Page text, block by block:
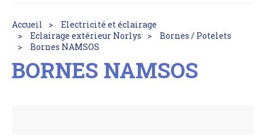
Accueil
Electricité et éclairage
Eclairage extérieur Norlys
Bornes / Potelets
Bornes NAMSOS
BORNES NAMSOS